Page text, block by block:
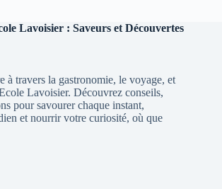
Lavoisier : Saveurs et Découvertes
à travers la gastronomie, le voyage, et
Lavoisier. Découvrez conseils,
pour savourer chaque instant,
et nourrir votre curiosité, où que